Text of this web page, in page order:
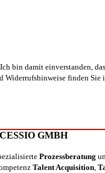
bin damit einverstanden,
Widerrufshinweise finden Sie
GMBH
Prozessberatung
Talent Acquisition